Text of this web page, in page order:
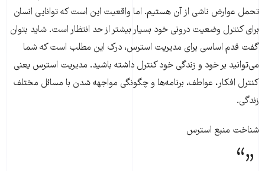
تحمل عوارض ناشی از آن هستیم. اما واقعیت این است که توانایی انسان
برای کنترل وضعیت درونی خود بسیار بیشتر از حد انتظار است. شاید بتوان
گفت قدم اساسی برای مدیریت استرس، درک این مطلب است که شما
می‌توانید بر خود و زندگی خود کنترل داشته باشید. مدیریت استرس یعنی
کنترل افکار، عواطف، برنامه‌ها و چگونگی مواجهه شدن با مسائل مختلف
زندگی.
شناخت منبع استرس